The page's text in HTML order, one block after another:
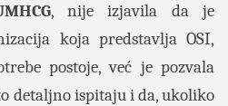
, nije izjavila da je
koja predstavlja OSI,
postoje, već je pozvala
detaljno ispitaju i da, ukoliko